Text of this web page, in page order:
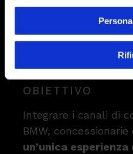
dei brand del Gruppo
piattaforma e-
OBIETTIVO
Integrare i canali di
BMW,
un’unica esperienza